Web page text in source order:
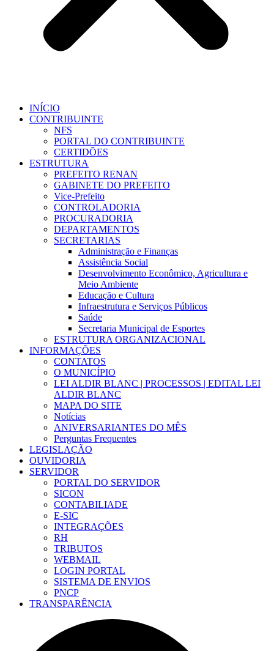
INÍCIO
CONTRIBUINTE
NFS
PORTAL DO CONTRIBUINTE
CERTIDÕES
ESTRUTURA
PREFEITO RENAN
GABINETE DO PREFEITO
Vice-Prefeito
CONTROLADORIA
PROCURADORIA
DEPARTAMENTOS
SECRETARIAS
Administração e Finanças
Assistência Social
Desenvolvimento Econômico, Agricultura e
Meio Ambiente
Educação e Cultura
Infraestrutura e Serviços Públicos
Saúde
Secretaria Municipal de Esportes
ESTRUTURA ORGANIZACIONAL
INFORMAÇÕES
CONTATOS
O MUNICÍPIO
LEI ALDIR BLANC | PROCESSOS | EDITAL LEI
ALDIR BLANC
MAPA DO SITE
Notícias
ANIVERSARIANTES DO MÊS
Perguntas Frequentes
LEGISLAÇÃO
OUVIDORIA
SERVIDOR
PORTAL DO SERVIDOR
SICON
CONTABILIADE
E-SIC
INTEGRAÇÕES
RH
TRIBUTOS
WEBMAIL
LOGIN PORTAL
SISTEMA DE ENVIOS
PNCP
TRANSPARÊNCIA